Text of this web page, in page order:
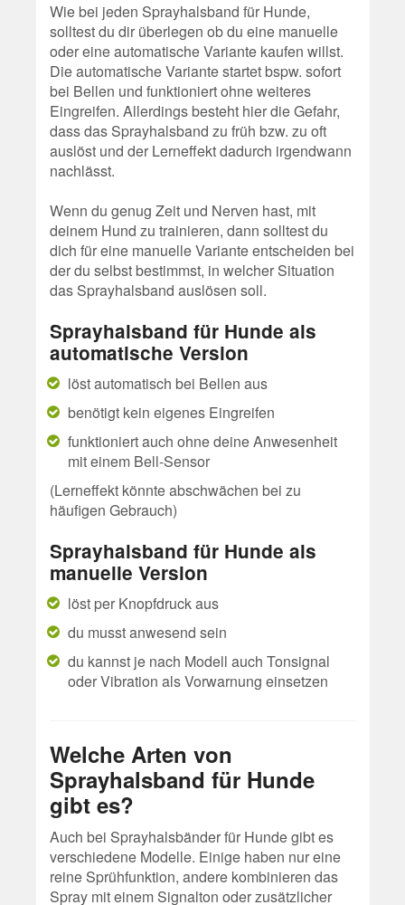
Wie bei jeden Sprayhalsband für Hunde,
solltest du dir überlegen ob du eine manuelle
oder eine automatische Variante kaufen willst.
Die automatische Variante startet bspw. sofort
bei Bellen und funktioniert ohne weiteres
Eingreifen. Allerdings besteht hier die Gefahr,
dass das Sprayhalsband zu früh bzw. zu oft
auslöst und der Lerneffekt dadurch irgendwann
nachlässt.
Wenn du genug Zeit und Nerven hast, mit
deinem Hund zu trainieren, dann solltest du
dich für eine manuelle Variante entscheiden bei
der du selbst bestimmst, in welcher Situation
das Sprayhalsband auslösen soll.
Sprayhalsband für Hunde als
automatische Version
löst automatisch bei Bellen aus
benötigt kein eigenes Eingreifen
funktioniert auch ohne deine Anwesenheit
mit einem Bell-Sensor
(Lerneffekt könnte abschwächen bei zu
häufigen Gebrauch)
Sprayhalsband für Hunde als
manuelle Version
löst per Knopfdruck aus
du musst anwesend sein
du kannst je nach Modell auch Tonsignal
oder Vibration als Vorwarnung einsetzen
Welche Arten von
Sprayhalsband für Hunde
gibt es?
Auch bei Sprayhalsbänder für Hunde gibt es
verschiedene Modelle. Einige haben nur eine
reine Sprühfunktion, andere kombinieren das
Spray mit einem Signalton oder zusätzlicher